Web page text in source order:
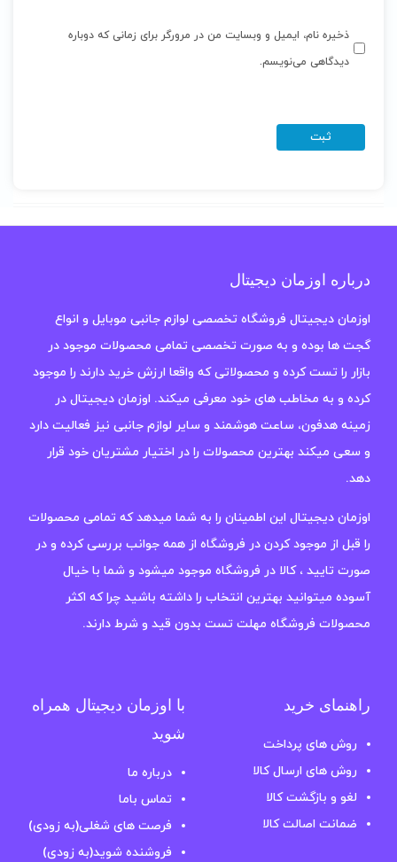
ذخیره نام، ایمیل و وبسایت من در مرورگر برای زمانی که دوباره
دیدگاهی می‌نویسم.
درباره اوزمان دیجیتال
اوزمان دیجیتال فروشگاه تخصصی لوازم جانبی موبایل و انواع
گجت ها بوده و به صورت تخصصی تمامی محصولات موجود در
بازار را تست کرده و محصولاتی که واقعا ارزش خرید دارند را موجود
کرده و به مخاطب های خود معرفی میکند. اوزمان دیجیتال در
زمینه هدفون، ساعت هوشمند و سایر لوازم جانبی نیز فعالیت دارد
و سعی میکند بهترین محصولات را در اختیار مشتریان خود قرار
دهد.
اوزمان دیجیتال این اطمینان را به شما میدهد که تمامی محصولات
را قبل از موجود کردن در فروشگاه از همه جوانب بررسی کرده و در
صورت تایید ، کالا در فروشگاه موجود میشود و شما با خیال
آسوده میتوانید بهترین انتخاب را داشته باشید چرا که اکثر
محصولات فروشگاه مهلت تست بدون قید و شرط دارند.
راهنمای خرید
روش های پرداخت
روش های ارسال کالا
لغو و بازگشت کالا
ضمانت اصالت کالا
با اوزمان دیجیتال همراه
شوید
درباره ما
تماس باما
فرصت های شغلی(به زودی)
فروشنده شوید(به زودی)